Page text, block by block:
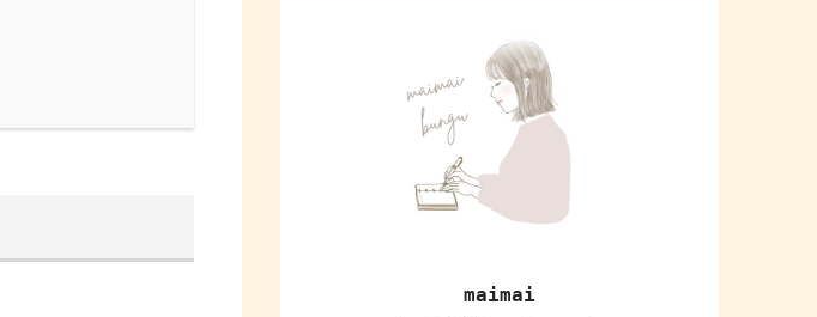
maimai